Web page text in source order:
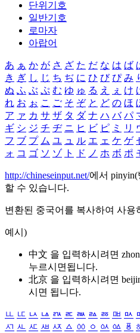
단위기호
일반기호
로마자
아랍어
あ ぁ か が さ ざ た だ な は ば
き ぎ し じ ち ぢ に ひ び ぴ み
ぬ ふ ぶ ぷ む ゆ ゅ る え ぇ け
れ お ぉ こ ご そ ぞ と ど の ほ
ア ァ カ サ ザ タ ダ ナ ハ バ パ
ギ シ ジ チ ヂ ニ ヒ ビ ピ ミ リ
フ ブ プ ム ユ ュ ル エ ェ ケ ゲ
ォ コ ゴ ソ ゾ ト ド ノ ホ ボ ポ
http://chineseinput.net/에서
할 수 있습니다.
변환된 중국어를 복사하여 사용
예시)
中文 을 입력하시려면
누르시면됩니다.
北京 을 입력하시려면
시면 됩니다.
ㅥ ㅦ ㅧ ㅨ ㅩ ㅪ ㅫ ㅬ ㅭ ㅮ ㅯ
ㅺ ㅻ ㅼ ㅽ ㅾ ㅿ ㆀ ㆁ ㆂ ㆃ ㆄ